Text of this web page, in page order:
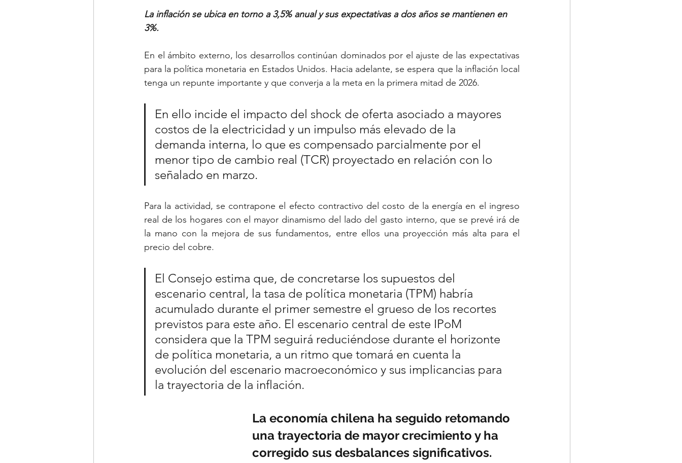
La inflación se ubica en torno a 3,5% anual y sus expectativas a dos años se mantienen en
3%.
En el ámbito externo, los desarrollos continúan dominados por el ajuste de las expectativas
para la política monetaria en Estados Unidos. Hacia adelante, se espera que la inflación local
tenga un repunte importante y que converja a la meta en la primera mitad de 2026.
En ello incide el impacto del shock de oferta asociado a mayores
costos de la electricidad y un impulso más elevado de la
demanda interna, lo que es compensado parcialmente por el
menor tipo de cambio real (TCR) proyectado en relación con lo
señalado en marzo.
Para la actividad, se contrapone el efecto contractivo del costo de la energía en el ingreso
real de los hogares con el mayor dinamismo del lado del gasto interno, que se prevé irá de
la mano con la mejora de sus fundamentos, entre ellos una proyección más alta para el
precio del cobre.
El Consejo estima que, de concretarse los supuestos del
escenario central, la tasa de política monetaria (TPM) habría
acumulado durante el primer semestre el grueso de los recortes
previstos para este año. El escenario central de este IPoM
considera que la TPM seguirá reduciéndose durante el horizonte
de política monetaria, a un ritmo que tomará en cuenta la
evolución del escenario macroeconómico y sus implicancias para
la trayectoria de la inflación.
La economía chilena ha seguido retomando
una trayectoria de mayor crecimiento y ha
corregido sus desbalances significativos.